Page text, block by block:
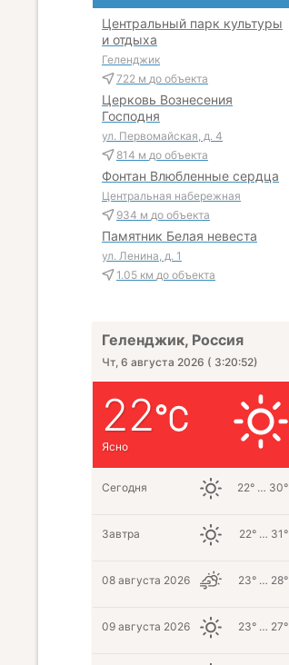
Центральный парк культуры
и отдыха
Геленджик
722 м до объекта
Церковь Вознесения
Господня
ул. Первомайская, д. 4
814 м до объекта
Фонтан Влюбленные сердца
Центральная набережная
934 м до объекта
Памятник Белая невеста
ул. Ленина, д. 1
1.05 км до объекта
Геленджик, Россия
Чт, 6 августа 2026 ( 3:20:53)
22
Ясно
Сегодня 22° … 30°
Завтра 22° … 31°
08 августа 2026 23° … 28°
09 августа 2026 23° … 27°